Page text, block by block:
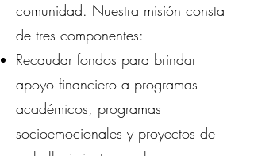
comunidad. Nuestra misión consta
de tres componentes:
Recaudar fondos para brindar
apoyo financiero a programas
académicos, programas
socioemocionales y proyectos de